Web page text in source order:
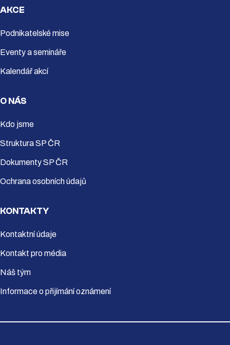
AKCE
Podnikatelské mise
Eventy a semináře
Kalendář akcí
O NÁS
Kdo jsme
Struktura SP ČR
Dokumenty SP ČR
Ochrana osobních údajů
KONTAKTY
Kontaktní údaje
Kontakt pro média
Náš tým
Informace o přijímání oznámení